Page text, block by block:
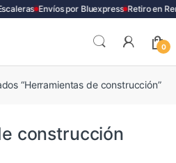
Envíos por Bluexpress Retiro en
0
“Herramientas de construcción”
construcción